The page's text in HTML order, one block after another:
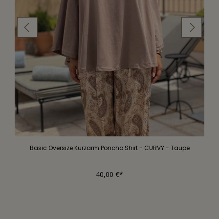
Basic Oversize Kurzarm Poncho Shirt - CURVY - Taupe
40,00 €*